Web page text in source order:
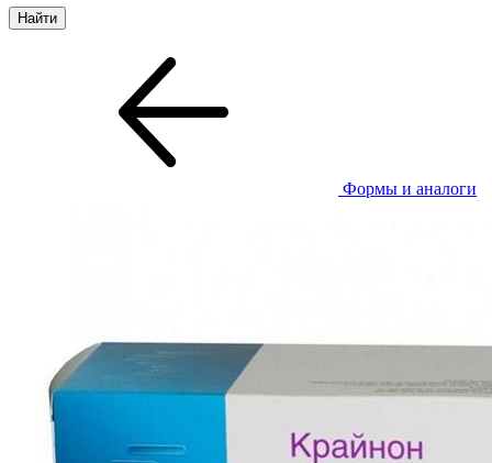
Формы и аналоги